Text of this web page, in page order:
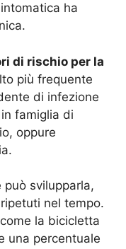
ha
di rischio per la
più frequente
di infezione
famiglia di
oppure
può svilupparla,
nel tempo.
la bicicletta
una percentuale